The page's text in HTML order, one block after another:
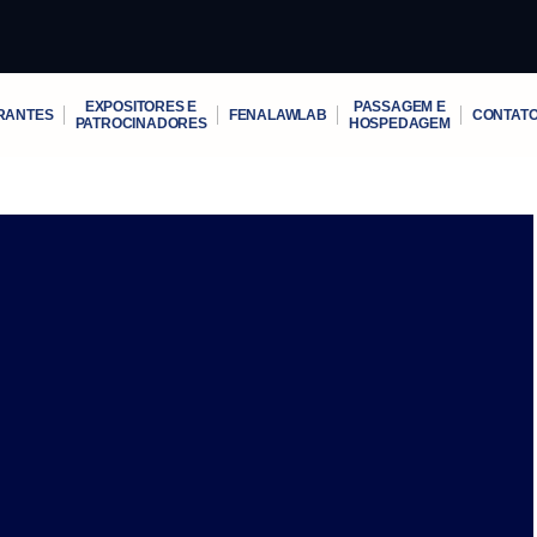
EXPOSITORES E
PATROCINADORES
FENALAWLAB
PASSAGEM E
HOSPEDAGEM